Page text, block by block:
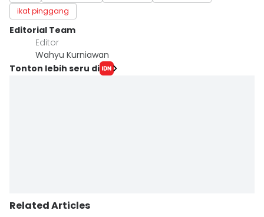
ikat pinggang
Editorial Team
Editor
Wahyu Kurniawan
Tonton lebih seru di
Related Articles